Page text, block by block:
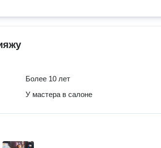
Более 10 лет
У мастера в салоне